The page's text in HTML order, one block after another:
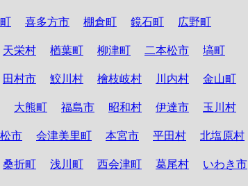
喜多方市 棚倉町 鏡石町 広野町
天栄村 楢葉町 柳津町 二本松市 塙町
田村市 鮫川村 檜枝岐村 川内村 金山町
大熊町 福島市 昭和村 伊達市 玉川村
市 会津美里町 本宮市 平田村 北塩原村
桑折町 浅川町 西会津町 葛尾村 いわき市